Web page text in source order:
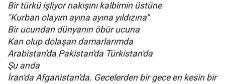
Bir türkü işliyor nakışını kalbimin üstüne
"Kurban olayım ayına ayına yıldızına"
Bir ucundan dünyanın öbür ucuna
Kan olup dolaşan damarlarımda
Arabistan'da Pakistan'da Türkistan'da
Şu anda
İran'da Afganistan'da. Gecelerden bir gece en kesin bir